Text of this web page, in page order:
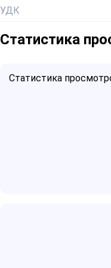
УДК
Статистика
Статистика